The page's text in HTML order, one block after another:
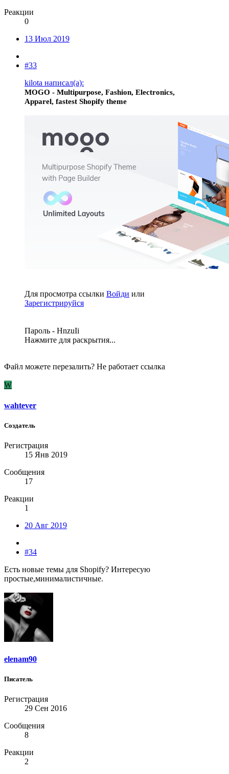
Реакции
0
13 Июл 2019
#33
kilota написал(а):
MOGO - Multipurpose, Fashion, Electronics,
Apparel, fastest Shopify theme
Для просмотра ссылки Войди или
Зарегистрируйся
Пароль - HnzuIi
Нажмите для раскрытия...
Файл можете перезалить? Не работает ссылка
W
wahtever
Создатель
Регистрация
15 Янв 2019
Сообщения
17
Реакции
1
20 Авг 2019
#34
Есть новые темы для Shopify? Интересую
простые,минималистичные.
elenam90
Писатель
Регистрация
29 Сен 2016
Сообщения
8
Реакции
2